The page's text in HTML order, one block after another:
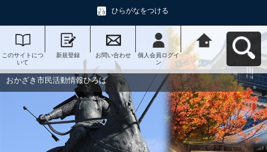
ひらがなをつける
このサイトにつ
いて
新規登録 お問い合わせ
個人会員ログイ
ン
おかざき市民活
動情報ひろばへ
戻る
おかざき市民活動情報ひろば